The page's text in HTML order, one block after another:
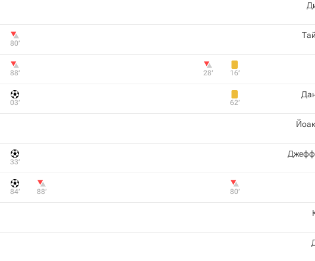
80‎’‎
88‎’‎
03‎’‎
33‎’‎
84‎’‎ 88‎’‎
16‎’‎
28‎’‎
62‎’‎
80‎’‎